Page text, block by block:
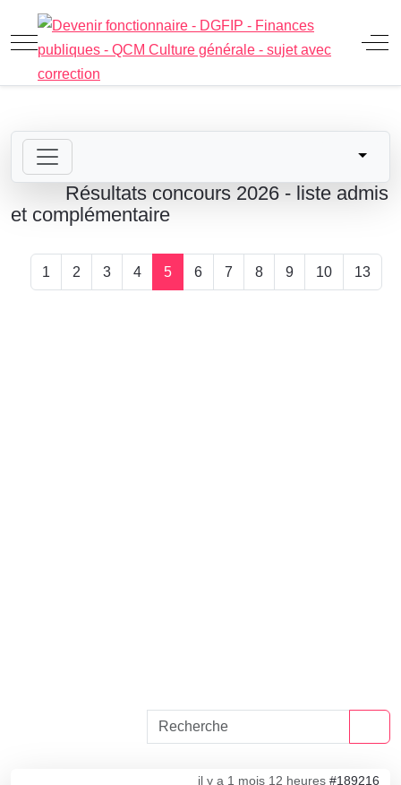
Mobile Menu Toggle Off-
Résultats concours 2026 - liste admis
et complémentaire
1 2 3 4 5 6 7 8 9 10 13
il y a 1 mois 12 heures #189216